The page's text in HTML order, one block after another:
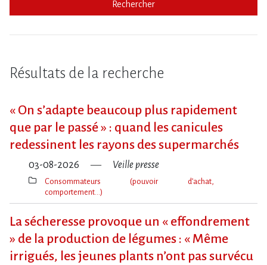
Rechercher
Résultats de la recherche
« On s​‌’adapte beaucoup plus rapidement
que par le passé » : quand les canicules
redessinent les rayons des supermarchés
03-08-2026 Veille presse
Thèmes(s)
Consommateurs (pouvoir d’achat,
comportement…)
La sécheresse provoque un « effondrement
» de la production de légumes : « Même
irrigués, les jeunes plants n’ont pas survécu